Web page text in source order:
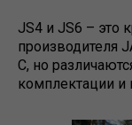
JS4 и JS6 – это
производителя
C, но
комплектации и